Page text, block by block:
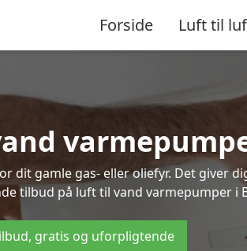
Forside Luft til
gamle gas- eller oliefyr. Det giver
tilbud på luft til vand varmepumper i
gratis og uforpligtende